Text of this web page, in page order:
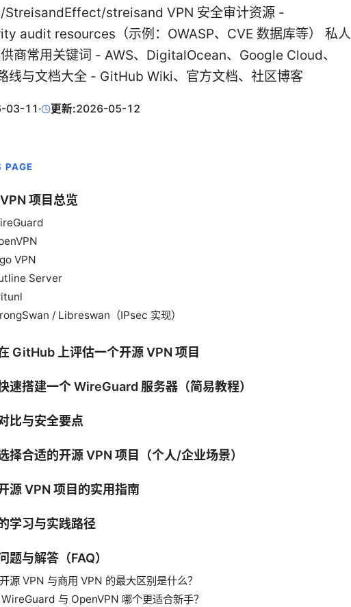
streisand VPN 安全审计资源 -
audit resources（示例：OWASP、CVE 数据库等） 私人
商常用关键词 - AWS、DigitalOcean、Google Cloud、
线与文档大全 - GitHub Wiki、官方文档、社区博客
03-11 · 更新:2026-05-12
PAGE
项目总览
VPN
Server
/ Libreswan（IPsec 实现）
GitHub 上评估一个开源 VPN 项目
速搭建一个 WireGuard 服务器（简易教程）
比与安全要点
择合适的开源 VPN 项目（个人/企业场景）
源 VPN 项目的实用指南
学习与实践路径
题与解答（FAQ）
源 VPN 与商用 VPN 的最大区别是什么？
与 OpenVPN 哪个更适合新手？